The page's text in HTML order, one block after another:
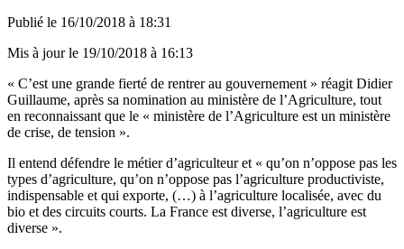
Publié le 16/10/2018 à 18:31
Mis à jour le 19/10/2018 à 16:13
« C’est une grande fierté de rentrer au gouvernement » réagit Didier
Guillaume, après sa nomination au ministère de l’Agriculture, tout
en reconnaissant que le « ministère de l’Agriculture est un ministère
de crise, de tension ».
Il entend défendre le métier d’agriculteur et « qu’on n’oppose pas les
types d’agriculture, qu’on n’oppose pas l’agriculture productiviste,
indispensable et qui exporte, (…) à l’agriculture localisée, avec du
bio et des circuits courts. La France est diverse, l’agriculture est
diverse ».